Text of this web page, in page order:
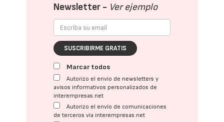
Newsletter - Ver ejemplo
SUSCRIBIRME GRATIS
Marcar todos
Autorizo el envío de newsletters y
avisos informativos personalizados de
interempresas.net
Autorizo el envío de comunicaciones
de terceros vía interempresas.net